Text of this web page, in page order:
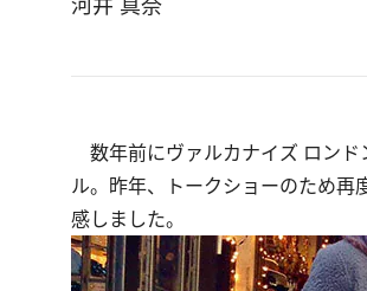
数年前にヴァルカナイズ ロンド
ル。昨年、トークショーのため再
感しました。